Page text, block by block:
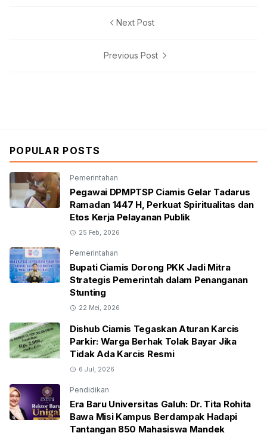
Next Post
Previous Post
POPULAR POSTS
Pemerintahan
Pegawai DPMPTSP Ciamis Gelar Tadarus
Ramadan 1447 H, Perkuat Spiritualitas dan
Etos Kerja Pelayanan Publik
25 Feb, 2026
Pemerintahan
Bupati Ciamis Dorong PKK Jadi Mitra
Strategis Pemerintah dalam Penanganan
Stunting
22 Mei, 2026
Dishub Ciamis Tegaskan Aturan Karcis
Parkir: Warga Berhak Tolak Bayar Jika
Tidak Ada Karcis Resmi
6 Jul, 2026
Pendidikan
Era Baru Universitas Galuh: Dr. Tita Rohita
Bawa Misi Kampus Berdampak Hadapi
Tantangan 850 Mahasiswa Mandek